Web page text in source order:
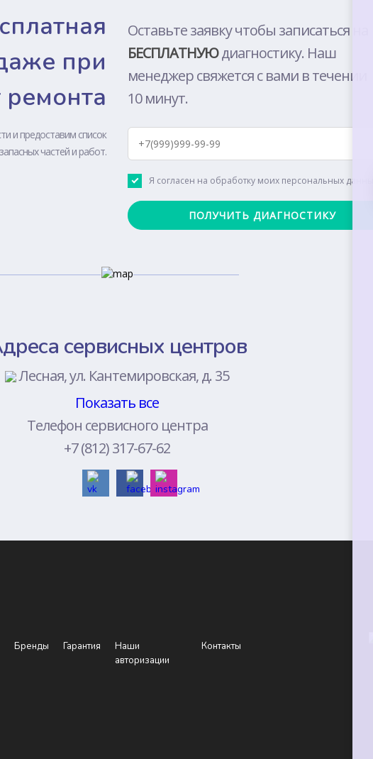
NOKIA
MICROSOFT
ONEPLUS
при
ремонта
и предоставим список
частей и работ.
Оставьте заявку чтобы записаться на
БЕСПЛАТНУЮдиагностику. Наш
менеджер свяжется с вами в течении
10 минут.
Я согласен на обработку моих персональных данных
сервисных центров
Лесная, ул. Кантемировская, д. 35
Показать все
Телефон сервисного центра
+7 (812) 317-67-62
Бренды Гарантия
Наши
авторизации
Контакты